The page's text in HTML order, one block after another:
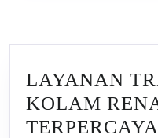
LAYANAN
KOLAM